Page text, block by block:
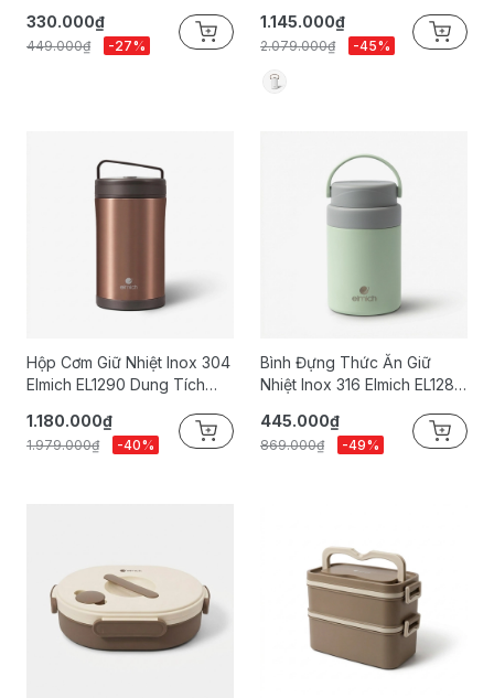
330.000₫
449.000₫ -27%
1.145.000₫
2.079.000₫ -45%
Hộp Cơm Giữ Nhiệt Inox 304
Elmich EL1290 Dung Tích
1.180.000₫
1.979.000₫ -40%
Bình Đựng Thức Ăn Giữ
Nhiệt Inox 316 Elmich EL1289
445.000₫
869.000₫ -49%